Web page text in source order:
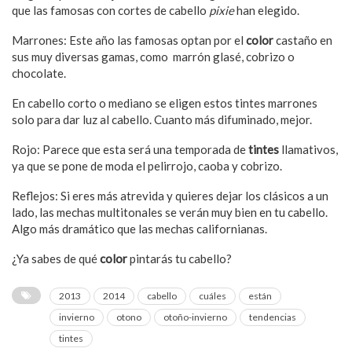
que las famosas con cortes de cabello pixiehan elegido.
Marrones: Este año las famosas optan por el colorcastaño en
sus muy diversas gamas, como marrón glasé, cobrizo o
chocolate.
En cabello corto o mediano se eligen estos tintes marrones
solo para dar luz al cabello. Cuanto más difuminado, mejor.
Rojo: Parece que esta será una temporada detintes llamativos,
ya que se pone de moda el pelirrojo, caoba y cobrizo.
Reflejos: Si eres más atrevida y quieres dejar los clásicos a un
lado, las mechas multitonales se verán muy bien en tu cabello.
Algo más dramático que las mechas californianas.
¿Ya sabes de quécolorpintarás tu cabello?
2013 2014 cabello cuáles
están
invierno
otono otoño-invierno
tendencias
tintes